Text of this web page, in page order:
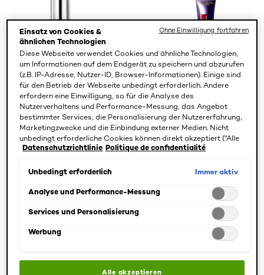
Revitalift
Filler Augenserum
4.6/5
Revitalift
Filler
Augencreme für
das Gesicht
4.5/5
PRODUKT ANZEIGEN
Einsatz von Cookies &
ähnlichen Technologien
Diese Webseite verwendet Cookies und ähnliche Technologien,
um Informationen auf dem Endgerät zu speichern und abzurufen
(z.B. IP-Adresse, Nutzer-ID, Browser-Informationen). Einige sind
für den Betrieb der Webseite unbedingt erforderlich. Andere
erfordern eine Einwilligung, so für die Analyse des
Nutzerverhaltens und Performance-Messung, das Angebot
bestimmter Services, die Personalisierung der Nutzererfahrung,
Marketingzwecke und die Einbindung externer Medien. Nicht
unbedingt erforderliche Cookies können direkt akzeptiert ("Alle
akzeptieren") oder abgelehnt ("Ohne Einwilligung fortfahren")
ebenfalls möglich und speicherbar ("Auswahl speichern"). Die
angepasst werden. Für weitere Informationen s. unsere
Datenschutzrichtlinie Politique de confidentialité
Unbedingt erforderlich Immer aktiv
Analyse und Performance-Messung
Services und Personalisierung
Werbung
Alle akzeptieren
Ohne Einwilligung fortfahren